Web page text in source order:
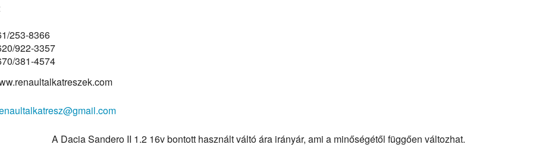
253-8366
922-3357
381-4574
A Dacia Sandero II 1.2 16v bontott használt váltó ára irányár, ami a minőségétől függően változhat.